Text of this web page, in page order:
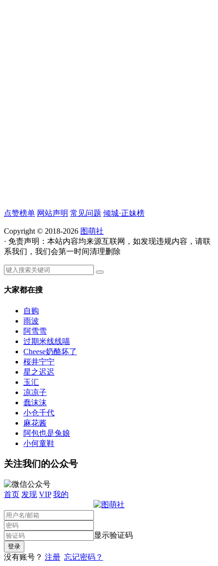
点赞榜单 网站声明 常见问题 倾城·正妹榜
Copyright © 2018-2026 图萌社
· 免责声明：本站内容均来源互联网，如发现违规内容，请联
系我们，我们会第一时间清理删除
大家都在搜
自购
雨波
阿雪雪
过期米线线喵
Cheese奶酪坏了
桜井宁宁
星之迟迟
玉汇
凉凉子
蠢沫沫
小仓千代
麻花酱
阿包也是兔娘
小何童鞋
关注我们的公众号
首页 发现 VIP 我的
显示验证码
没有账号？ 注册 忘记密码？